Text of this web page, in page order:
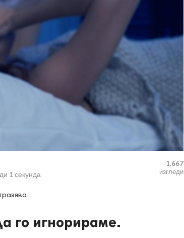
1 секунда
1,667
изгледи
го игнорираме.